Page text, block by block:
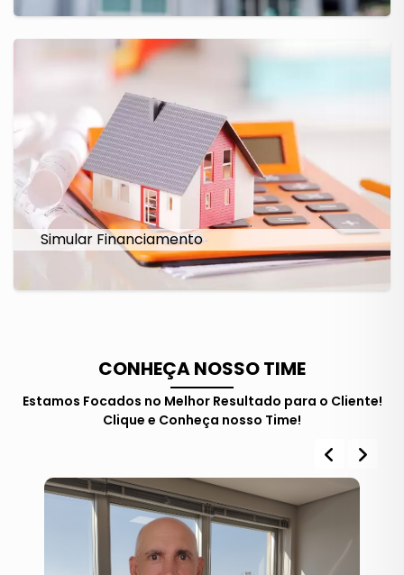
Simular Financiamento
CONHEÇA NOSSO TIME
Estamos Focados no Melhor Resultado para o Cliente!
Clique e Conheça nosso Time!